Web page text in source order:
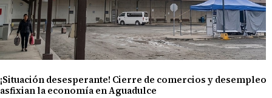
¡Situación desesperante! Cierre de comercios y desempleo
asfixian la economía en Aguadulce